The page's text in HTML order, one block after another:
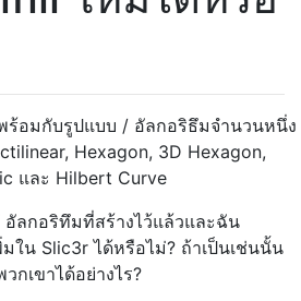
ร้อมกับรูปแบบ / อัลกอริธึมจำนวนหนึ่ง
Hexagon, 3D Hexagon,
และ Hilbert Curve
ลกอริทึมที่สร้างไว้แล้วและฉัน
มใน Slic3r ได้หรือไม่? ถ้าเป็นเช่นนั้น
กเขาได้อย่างไร?